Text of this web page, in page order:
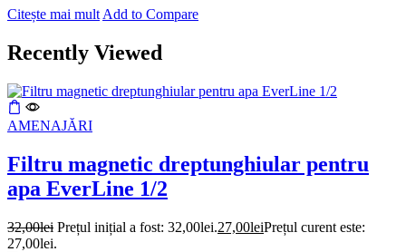
Citește mai mult Add to Compare
Recently Viewed
AMENAJĂRI
Filtru magnetic dreptunghiular pentru
apa EverLine 1/2
32,00lei Prețul inițial a fost: 32,00lei.27,00leiPrețul curent este:
27,00lei.